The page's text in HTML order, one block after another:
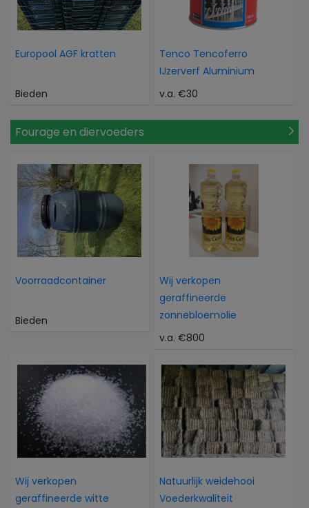
Europool AGF kratten
Bieden
Tenco Tencoferro
IJzerverf Aluminium
v.a. €30
Fourage en diervoeders
Voorraadcontainer
Bieden
Wij verkopen
geraffineerde
zonnebloemolie
v.a. €800
Wij verkopen
geraffineerde witte
Natuurlijk weidehooi
Voederkwaliteit